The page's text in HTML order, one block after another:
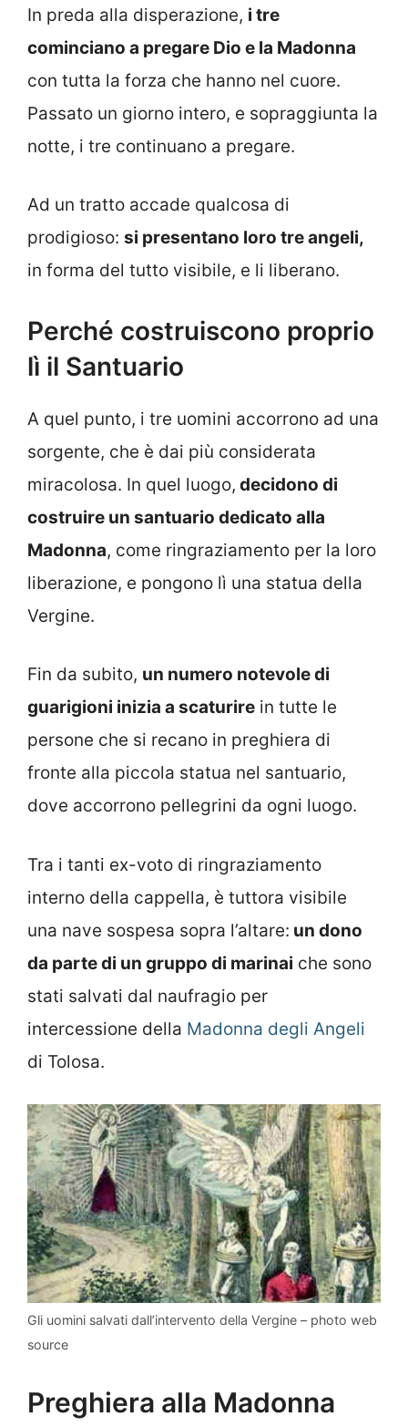
In preda alla disperazione, i tre
cominciano a pregare Dio e la Madonna
con tutta la forza che hanno nel cuore.
Passato un giorno intero, e sopraggiunta la
notte, i tre continuano a pregare.
Ad un tratto accade qualcosa di
prodigioso: si presentano loro tre angeli,
in forma del tutto visibile, e li liberano.
Perché costruiscono proprio
lì il Santuario
A quel punto, i tre uomini accorrono ad una
sorgente, che è dai più considerata
miracolosa. In quel luogo, decidono di
costruire un santuario dedicato alla
Madonna, come ringraziamento per la loro
liberazione, e pongono lì una statua della
Vergine.
Fin da subito, un numero notevole di
guarigioni inizia a scaturire in tutte le
persone che si recano in preghiera di
fronte alla piccola statua nel santuario,
dove accorrono pellegrini da ogni luogo.
Tra i tanti ex-voto di ringraziamento
interno della cappella, è tuttora visibile
una nave sospesa sopra l’altare: un dono
da parte di un gruppo di marinai che sono
stati salvati dal naufragio per
intercessione della Madonna degli Angeli
di Tolosa.
Gli uomini salvati dall’intervento della Vergine – photo web
source
Preghiera alla Madonna